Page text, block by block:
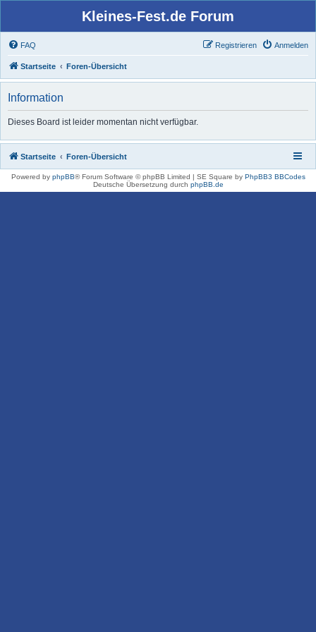
Kleines-Fest.de Forum
FAQ Anmelden
Registrieren
Startseite Foren-Übersicht
Information
Dieses Board ist leider momentan nicht verfügbar.
Startseite Foren-Übersicht
Powered by phpBB® Forum Software © phpBB Limited | SE Square by PhpBB3 BBCodes
Deutsche Übersetzung durch phpBB.de